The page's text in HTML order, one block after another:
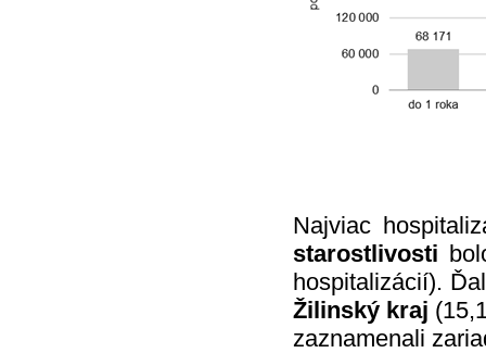
Najviac
starostlivosti
hospitalizácií).
Žilinský kraj
zaznamenali